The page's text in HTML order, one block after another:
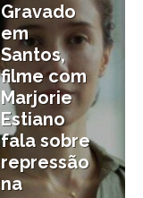
Gravado
em
Santos,
filme com
Marjorie
Estiano
fala sobre
repressão
na